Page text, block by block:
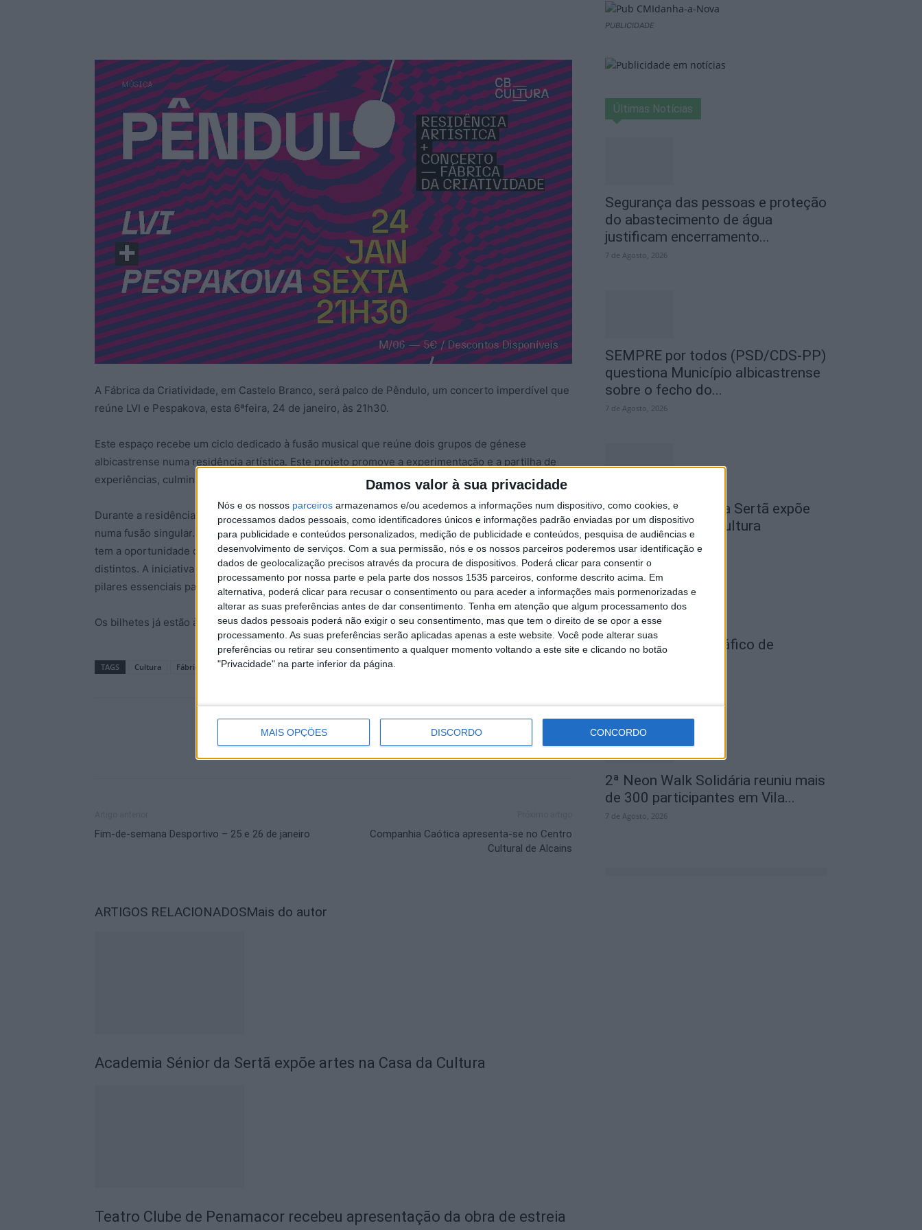
Damos valor à sua privacidade
Nós e os nossos parceiros armazenamos e/ou acedemos a informações num dispositivo, como cookies, e
processamos dados pessoais, como identificadores únicos e informações padrão enviadas por um dispositivo
para publicidade e conteúdos personalizados, medição de publicidade e conteúdos, pesquisa de audiências e
desenvolvimento de serviços. Com a sua permissão, nós e os nossos parceiros poderemos usar identificação e
dados de geolocalização precisos através da procura de dispositivos. Poderá clicar para consentir o
processamento por nossa parte e pela parte dos nossos 1535 parceiros, conforme descrito acima. Em
alternativa, poderá clicar para recusar o consentimento ou para aceder a informações mais pormenorizadas e
alterar as suas preferências antes de dar consentimento. Tenha em atenção que algum processamento dos
seus dados pessoais poderá não exigir o seu consentimento, mas que tem o direito de se opor a esse
processamento. As suas preferências serão aplicadas apenas a este website. Você pode alterar suas
preferências ou retirar seu consentimento a qualquer momento voltando a este site e clicando no botão
"Privacidade" na parte inferior da página.
MAIS OPÇÕES DISCORDO CONCORDO
A Fábrica da Criatividade, em Castelo Branco, será palco de Pêndulo, um concerto imperdível que
reúne LVI e Pespakova, esta 6ªfeira, 24 de janeiro, às 21h30.
Este espaço recebe um ciclo dedicado à fusão musical que reúne dois grupos de génese
albicastrense numa residência artística. Este projeto promove a experimentação e a partilha de
experiências, culminando na criação de composições originais.
Durante a residência, os músicos exploram diferentes linguagens, estilos e técnicas, resultando
numa fusão singular. O trabalho desenvolvido é apresentado num concerto final, onde o público
tem a oportunidade de assistir à estreia das novas obras e ao encontro de universos musicais
distintos. A iniciativa visa catalisar um movimento, destacando a criação e a colaboração como
pilares essenciais para a renovação cultural.
Os bilhetes já estão à venda nos locais habituais.
TAGS Cultura Fábrica da Criatividade
Fim-de-semana Desportivo – 25 e 26 de janeiro
Companhia Caótica apresenta-se no Centro
Cultural de Alcains
ARTIGOS RELACIONADOSMais do autor
Academia Sénior da Sertã expõe artes na Casa da Cultura
Teatro Clube de Penamacor recebeu apresentação da obra de estreia
PUBLICIDADE
Últimas Notícias
Segurança das pessoas e proteção
do abastecimento de água
justificam encerramento...
7 de Agosto, 2026
SEMPRE por todos (PSD/CDS-PP)
questiona Município albicastrense
sobre o fecho do...
7 de Agosto, 2026
Academia Sénior da Sertã expõe
artes na Casa da Cultura
7 de Agosto, 2026
Dois detidos por tráfico de
2ª Neon Walk Solidária reuniu mais
de 300 participantes em Vila...
7 de Agosto, 2026